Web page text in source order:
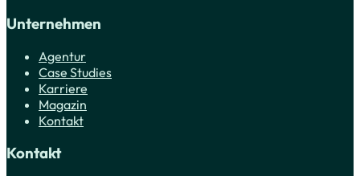
Unternehmen
Agentur
Case Studies
Karriere
Magazin
Kontakt
Kontakt